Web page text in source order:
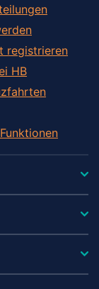
registrieren
HB